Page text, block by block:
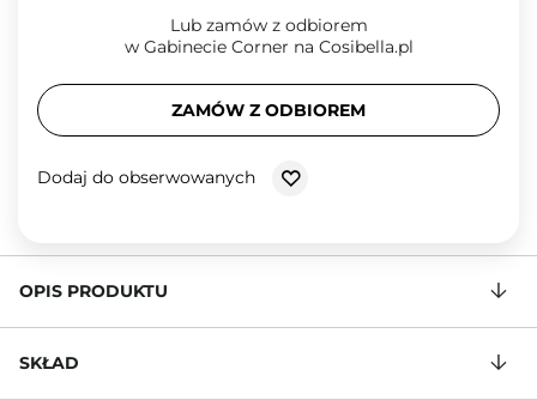
Lub zamów z odbiorem
w Gabinecie Corner na Cosibella.pl
ZAMÓW Z ODBIOREM
Dodaj do obserwowanych
OPIS PRODUKTU
SKŁAD